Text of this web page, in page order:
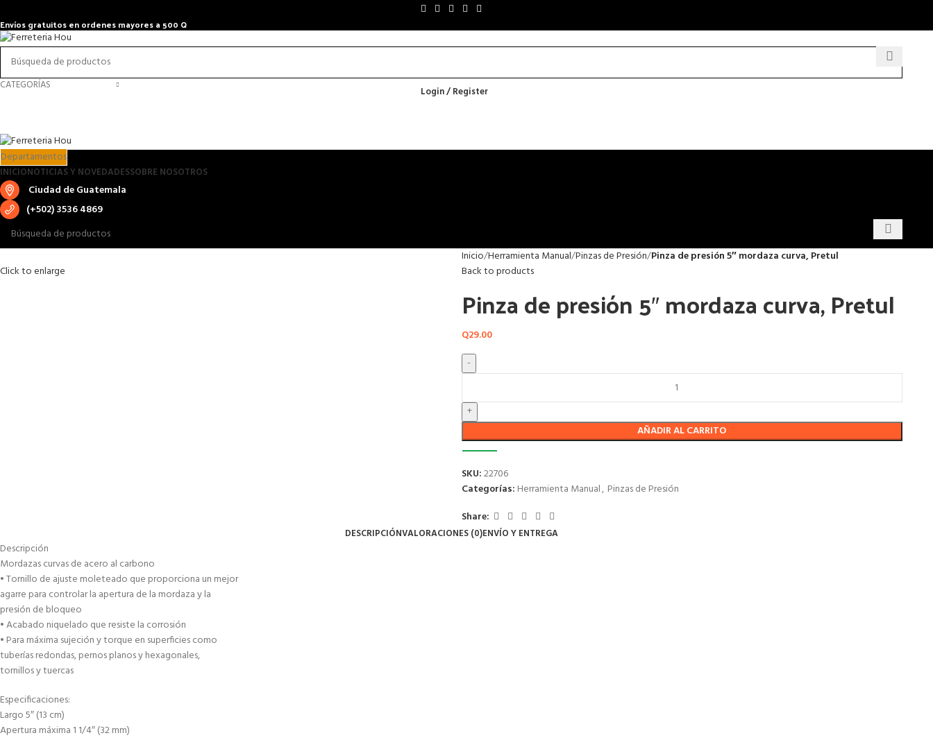
Envíos gratuitos en ordenes mayores a 500 Q
CATEGORÍAS Login / Register
Departamentos
INICIONOTICIAS Y NOVEDADESSOBRE NOSOTROS
Ciudad de Guatemala
(+502) 3536 4869
Click to enlarge
Inicio Herramienta Manual Pinzas de Presión Pinza de presión 5″ mordaza curva, Pretul
Back to products
Pinza de presión 5″ mordaza curva, Pretul
Q29.00
AÑADIR AL CARRITO
SKU:22706
Categorías: Herramienta Manual, Pinzas de Presión
Share:
DESCRIPCIÓNVALORACIONES (0)ENVÍO Y ENTREGA
Descripción
Mordazas curvas de acero al carbono
• Tornillo de ajuste moleteado que proporciona un mejor
agarre para controlar la apertura de la mordaza y la
presión de bloqueo
• Acabado niquelado que resiste la corrosión
• Para máxima sujeción y torque en superficies como
tuberías redondas, pernos planos y hexagonales,
tornillos y tuercas
Especificaciones:
Largo 5″ (13 cm)
Apertura máxima 1 1/4″ (32 mm)